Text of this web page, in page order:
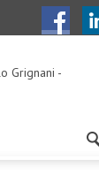
Grignani -